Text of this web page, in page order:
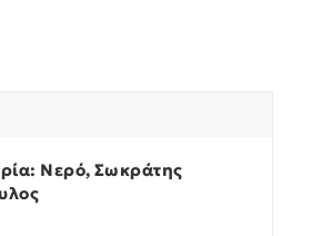
Νερό, Σωκράτης